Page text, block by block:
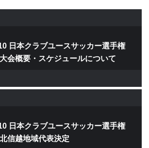
日本クラブユースサッカー選手権
会概要・スケジュールについて
日本クラブユースサッカー選手権
信越地域代表決定